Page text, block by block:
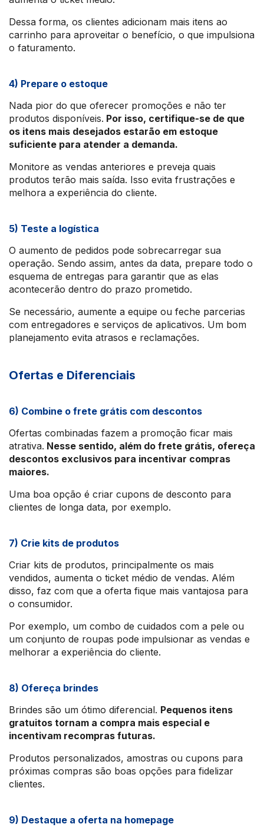
Dessa forma, os clientes adicionam mais itens ao
carrinho para aproveitar o benefício, o que impulsiona
o faturamento.
4) Prepare o estoque
Nada pior do que oferecer promoções e não ter
produtos disponíveis. Por isso, certifique-se de que
os itens mais desejados estarão em estoque
suficiente para atender a demanda.
Monitore as vendas anteriores e preveja quais
produtos terão mais saída. Isso evita frustrações e
melhora a experiência do cliente.
5) Teste a logística
O aumento de pedidos pode sobrecarregar sua
operação. Sendo assim, antes da data, prepare todo o
esquema de entregas para garantir que as elas
acontecerão dentro do prazo prometido.
Se necessário, aumente a equipe ou feche parcerias
com entregadores e serviços de aplicativos. Um bom
planejamento evita atrasos e reclamações.
Ofertas e Diferenciais
6) Combine o frete grátis com descontos
Ofertas combinadas fazem a promoção ficar mais
atrativa. Nesse sentido, além do frete grátis, ofereça
descontos exclusivos para incentivar compras
maiores.
Uma boa opção é criar cupons de desconto para
clientes de longa data, por exemplo.
7) Crie kits de produtos
Criar kits de produtos, principalmente os mais
vendidos, aumenta o ticket médio de vendas. Além
disso, faz com que a oferta fique mais vantajosa para
o consumidor.
Por exemplo, um combo de cuidados com a pele ou
um conjunto de roupas pode impulsionar as vendas e
melhorar a experiência do cliente.
8) Ofereça brindes
Brindes são um ótimo diferencial. Pequenos itens
gratuitos tornam a compra mais especial e
incentivam recompras futuras.
Produtos personalizados, amostras ou cupons para
próximas compras são boas opções para fidelizar
clientes.
9) Destaque a oferta na homepage